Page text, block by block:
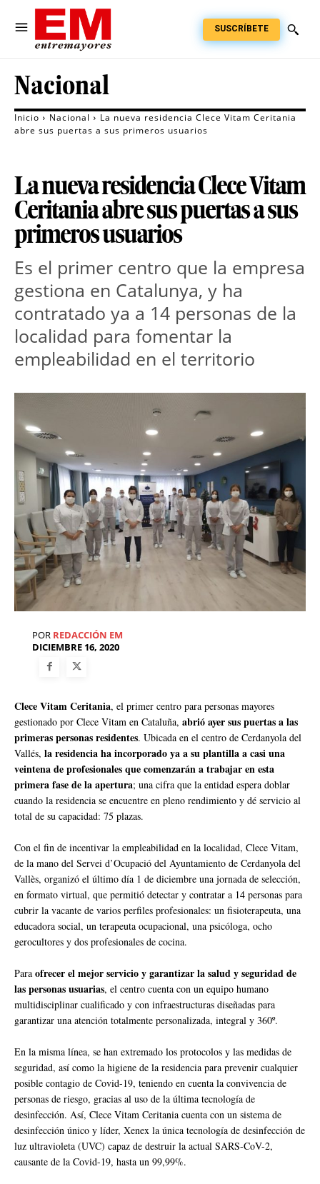
SUSCRÍBETE
Nacional
Inicio Nacional
La nueva residencia Clece Vitam Ceritania
abre sus puertas a sus primeros usuarios
La nueva residencia Clece Vitam
Ceritania abre sus puertas a sus
primeros usuarios
Es el primer centro que la empresa
gestiona en Catalunya, y ha
contratado ya a 14 personas de la
localidad para fomentar la
empleabilidad en el territorio
POR REDACCIÓN EM
DICIEMBRE 16, 2020
Clece Vitam Ceritania, el primer centro para personas mayores
gestionado por Clece Vitam en Cataluña, abrió ayer sus puertas a las
primeras personas residentes. Ubicada en el centro de Cerdanyola del
Vallés, la residencia ha incorporado ya a su plantilla a casi una
veintena de profesionales que comenzarán a trabajar en esta
primera fase de la apertura; una cifra que la entidad espera doblar
cuando la residencia se encuentre en pleno rendimiento y dé servicio al
total de su capacidad: 75 plazas.
Con el fin de incentivar la empleabilidad en la localidad, Clece Vitam,
de la mano del Servei d’Ocupació del Ayuntamiento de Cerdanyola del
Vallès, organizó el último día 1 de diciembre una jornada de selección,
en formato virtual, que permitió detectar y contratar a 14 personas para
cubrir la vacante de varios perfiles profesionales: un fisioterapeuta, una
educadora social, un terapeuta ocupacional, una psicóloga, ocho
gerocultores y dos profesionales de cocina.
Para ofrecer el mejor servicio y garantizar la salud y seguridad de
las personas usuarias, el centro cuenta con un equipo humano
multidisciplinar cualificado y con infraestructuras diseñadas para
garantizar una atención totalmente personalizada, integral y 360º.
En la misma línea, se han extremado los protocolos y las medidas de
seguridad, así como la higiene de la residencia para prevenir cualquier
posible contagio de Covid-19, teniendo en cuenta la convivencia de
personas de riesgo, gracias al uso de la última tecnología de
desinfección. Así, Clece Vitam Ceritania cuenta con un sistema de
desinfección único y líder, Xenex la única tecnología de desinfección de
luz ultravioleta (UVC) capaz de destruir la actual SARS-CoV-2,
causante de la Covid-19, hasta un 99,99%.